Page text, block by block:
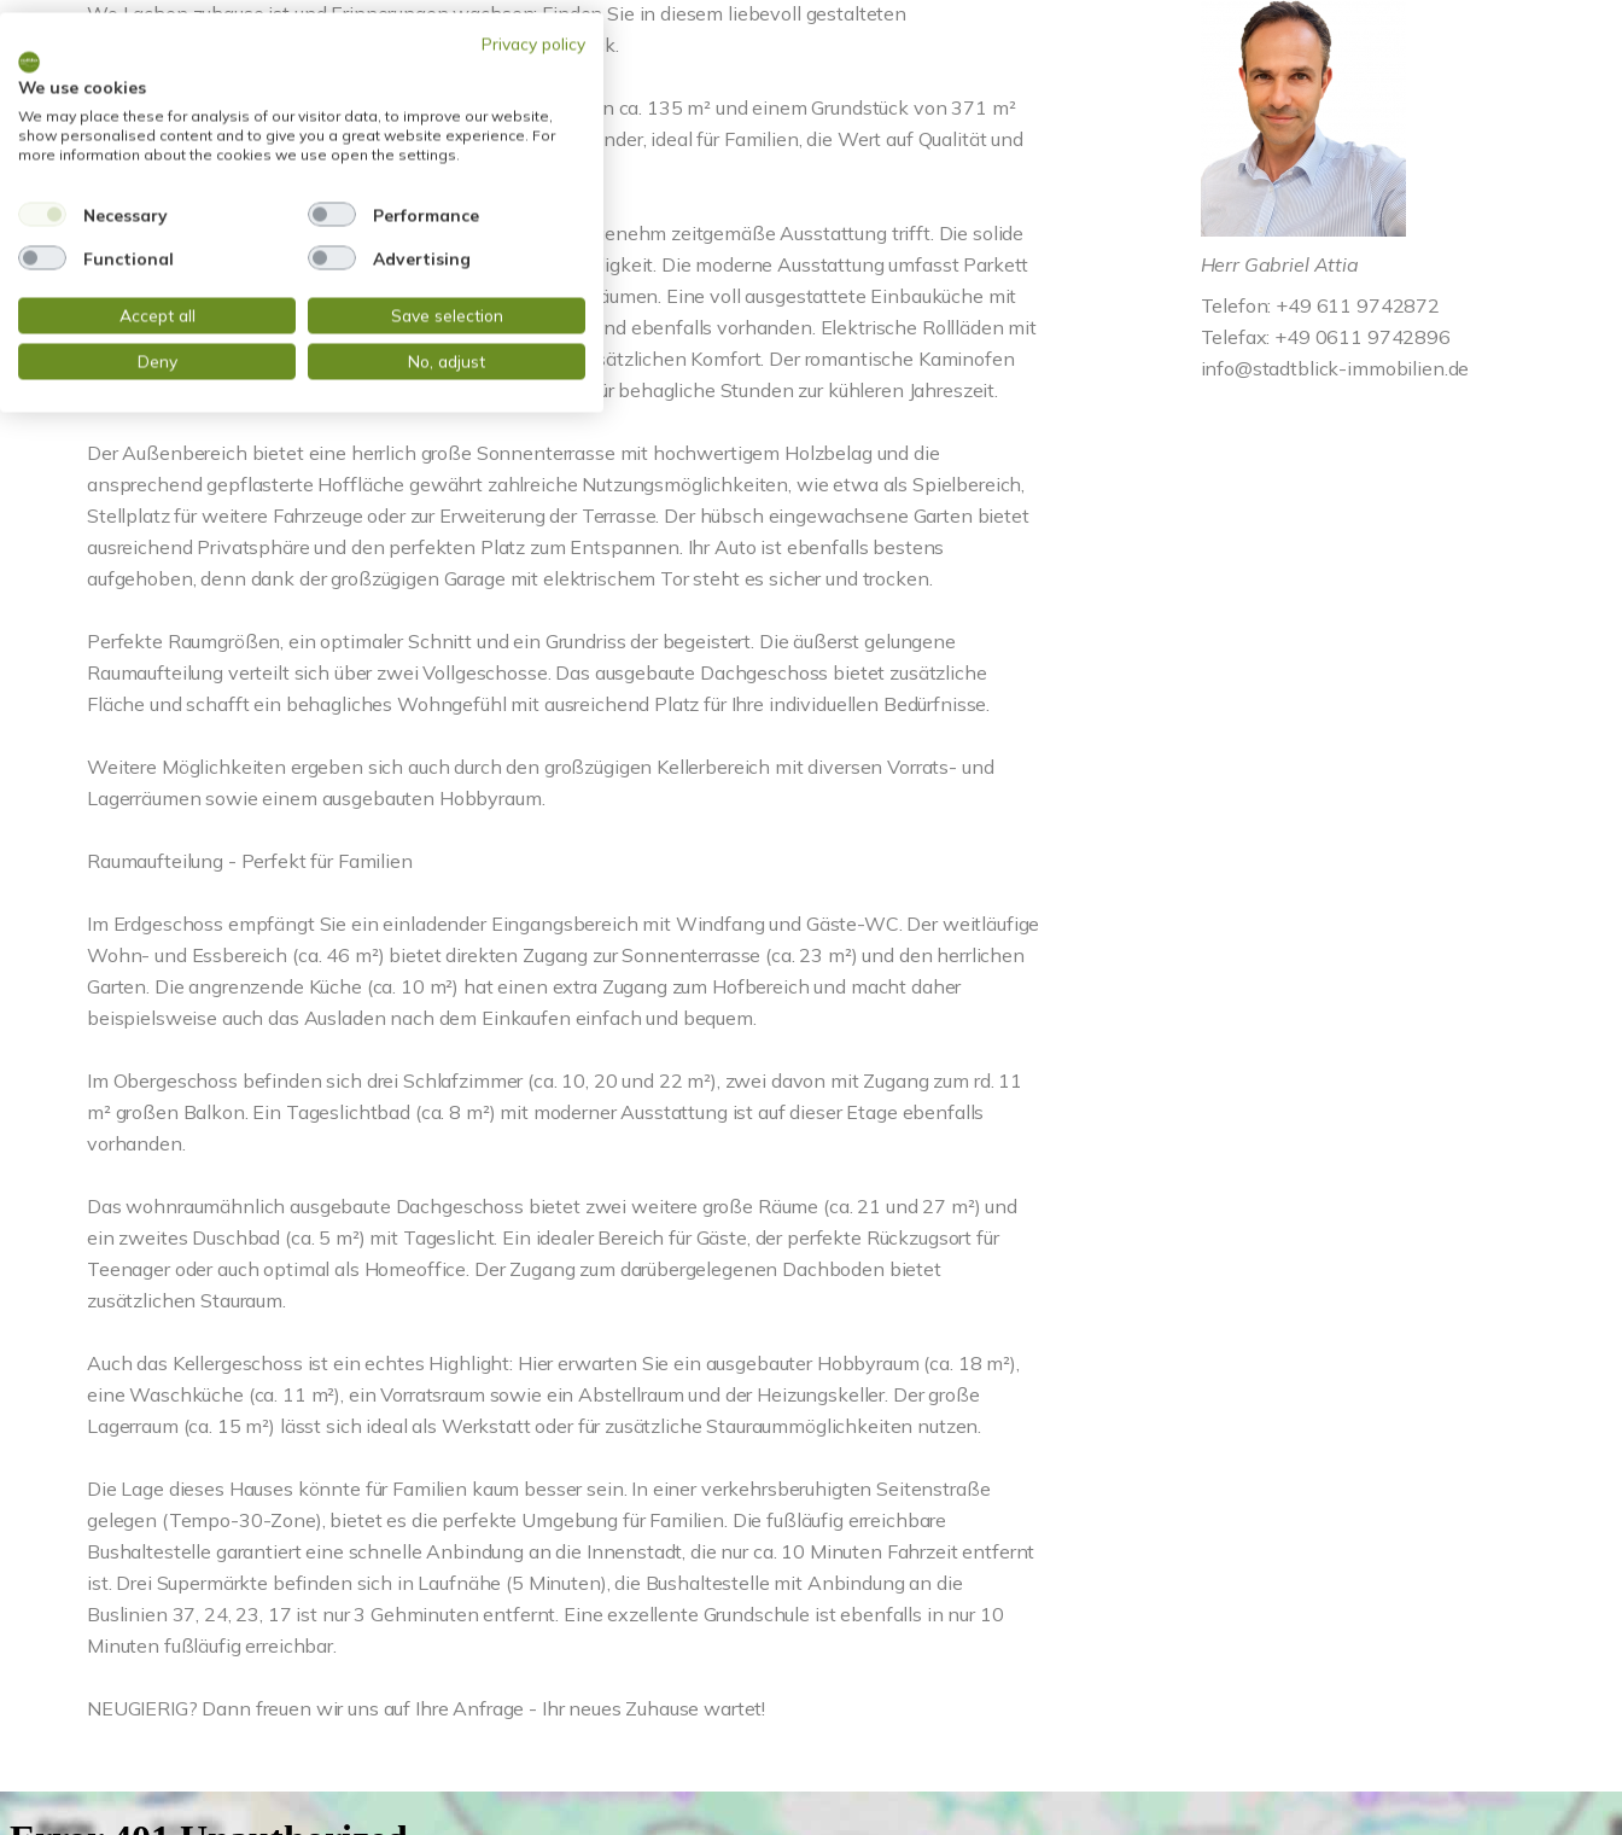
Wo Lachen zuhause ist und Erinnerungen wachsen: Finden Sie in diesem liebevoll gestalteten
Einfamilienhaus den perfekten Rahmen für Ihr Familienglück.
Mit ca. 155 m² Wohnfläche zzgl. der üppigen Nutzfläche von ca. 135 m² und einem Grundstück von 371 m²
ist diese charmante Doppelhaushälfte ein wahres Raumwunder, ideal für Familien, die Wert auf Qualität und
Erleben Sie ein Zuhause, in dem Wohnkomfort auf eine angenehm zeitgemäße Ausstattung trifft. Die solide
Massivbauweise garantiert Langlebigkeit und Wertbeständigkeit. Die moderne Ausstattung umfasst Parkett
im Wohnbereich und edle Eichendielen in allen weiteren Räumen. Eine voll ausgestattete Einbauküche mit
Markengeräten sowie zwei moderne Tageslichtbäder mit sind ebenfalls vorhanden. Elektrische Rollläden mit
smarter App-Steuerung und moderne Fenster sorgen für zusätzlichen Komfort. Der romantische Kaminofen
im Wohn-/Essbereich ist ein weiteres Highlight und sorgt für behagliche Stunden zur kühleren Jahreszeit.
Der Außenbereich bietet eine herrlich große Sonnenterrasse mit hochwertigem Holzbelag und die
ansprechend gepflasterte Hoffläche gewährt zahlreiche Nutzungsmöglichkeiten, wie etwa als Spielbereich,
Stellplatz für weitere Fahrzeuge oder zur Erweiterung der Terrasse. Der hübsch eingewachsene Garten bietet
ausreichend Privatsphäre und den perfekten Platz zum Entspannen. Ihr Auto ist ebenfalls bestens
aufgehoben, denn dank der großzügigen Garage mit elektrischem Tor steht es sicher und trocken.
Perfekte Raumgrößen, ein optimaler Schnitt und ein Grundriss der begeistert. Die äußerst gelungene
Raumaufteilung verteilt sich über zwei Vollgeschosse. Das ausgebaute Dachgeschoss bietet zusätzliche
Fläche und schafft ein behagliches Wohngefühl mit ausreichend Platz für Ihre individuellen Bedürfnisse.
Weitere Möglichkeiten ergeben sich auch durch den großzügigen Kellerbereich mit diversen Vorrats- und
Lagerräumen sowie einem ausgebauten Hobbyraum.
Raumaufteilung - Perfekt für Familien
Im Erdgeschoss empfängt Sie ein einladender Eingangsbereich mit Windfang und Gäste-WC. Der weitläufige
Wohn- und Essbereich (ca. 46 m²) bietet direkten Zugang zur Sonnenterrasse (ca. 23 m²) und den herrlichen
Garten. Die angrenzende Küche (ca. 10 m²) hat einen extra Zugang zum Hofbereich und macht daher
beispielsweise auch das Ausladen nach dem Einkaufen einfach und bequem.
Im Obergeschoss befinden sich drei Schlafzimmer (ca. 10, 20 und 22 m²), zwei davon mit Zugang zum rd. 11
m² großen Balkon. Ein Tageslichtbad (ca. 8 m²) mit moderner Ausstattung ist auf dieser Etage ebenfalls
vorhanden.
Das wohnraumähnlich ausgebaute Dachgeschoss bietet zwei weitere große Räume (ca. 21 und 27 m²) und
ein zweites Duschbad (ca. 5 m²) mit Tageslicht. Ein idealer Bereich für Gäste, der perfekte Rückzugsort für
Teenager oder auch optimal als Homeoffice. Der Zugang zum darübergelegenen Dachboden bietet
zusätzlichen Stauraum.
Auch das Kellergeschoss ist ein echtes Highlight: Hier erwarten Sie ein ausgebauter Hobbyraum (ca. 18 m²),
eine Waschküche (ca. 11 m²), ein Vorratsraum sowie ein Abstellraum und der Heizungskeller. Der große
Lagerraum (ca. 15 m²) lässt sich ideal als Werkstatt oder für zusätzliche Stauraummöglichkeiten nutzen.
Die Lage dieses Hauses könnte für Familien kaum besser sein. In einer verkehrsberuhigten Seitenstraße
gelegen (Tempo-30-Zone), bietet es die perfekte Umgebung für Familien. Die fußläufig erreichbare
Bushaltestelle garantiert eine schnelle Anbindung an die Innenstadt, die nur ca. 10 Minuten Fahrzeit entfernt
ist. Drei Supermärkte befinden sich in Laufnähe (5 Minuten), die Bushaltestelle mit Anbindung an die
Buslinien 37, 24, 23, 17 ist nur 3 Gehminuten entfernt. Eine exzellente Grundschule ist ebenfalls in nur 10
Minuten fußläufig erreichbar.
NEUGIERIG? Dann freuen wir uns auf Ihre Anfrage - Ihr neues Zuhause wartet!
Herr Gabriel Attia
Telefon: +49 611 9742872
Telefax: +49 0611 9742896
info@stadtblick-immobilien.de
Privacy policy
We use cookies
We may place these for analysis of our visitor data, to improve our website,
show personalised content and to give you a great website experience. For
more information about the cookies we use open the settings.
Necessary Performance
Functional Advertising
Accept all Save selection
Deny No, adjust